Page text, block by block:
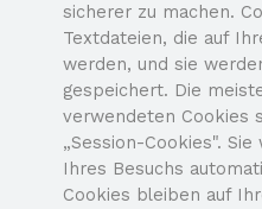
sicherer zu machen.
Textdateien, die auf
werden, und sie
gespeichert. Die
verwendeten Cookies
„Session-Cookies".
Ihres Besuchs
Cookies bleiben auf